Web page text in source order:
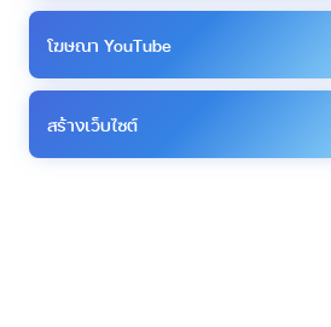
โฆษณา YouTube
สร้างเว็บไซต์